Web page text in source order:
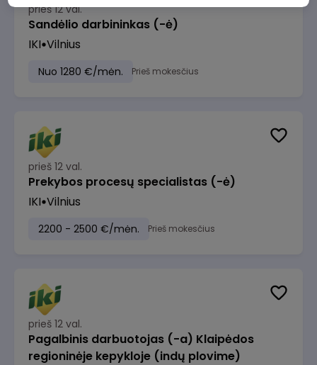
prieš 12 val.
Sandėlio darbininkas (-ė)
IKI Vilnius
Nuo 1280 €/mėn. Prieš mokesčius
prieš 12 val.
Prekybos procesų specialistas (-ė)
IKI Vilnius
2200 - 2500 €/mėn. Prieš mokesčius
prieš 12 val.
Pagalbinis darbuotojas (-a) Klaipėdos
regioninėje kepykloje (indų plovime)